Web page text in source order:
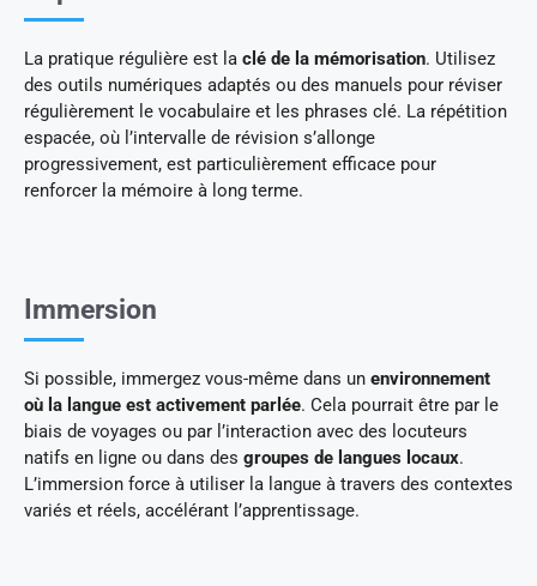
La pratique régulière est la clé de la mémorisation. Utilisez
des outils numériques adaptés ou des manuels pour réviser
régulièrement le vocabulaire et les phrases clé. La répétition
espacée, où l’intervalle de révision s’allonge
progressivement, est particulièrement efficace pour
renforcer la mémoire à long terme.
Immersion
Si possible, immergez vous-même dans un environnement
où la langue est activement parlée. Cela pourrait être par le
biais de voyages ou par l’interaction avec des locuteurs
natifs en ligne ou dans des groupes de langues locaux.
L’immersion force à utiliser la langue à travers des contextes
variés et réels, accélérant l’apprentissage.